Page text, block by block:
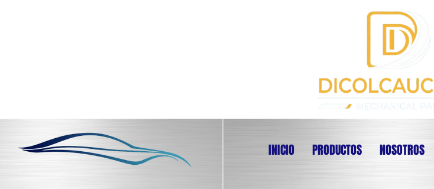
INICIO PRODUCTOS NOSOTROS